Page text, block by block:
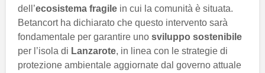
dell’ecosistema fragile in cui la comunità è situata.
Betancort ha dichiarato che questo intervento sarà
fondamentale per garantire uno sviluppo sostenibile
per l’isola di Lanzarote, in linea con le strategie di
protezione ambientale aggiornate dal governo attuale